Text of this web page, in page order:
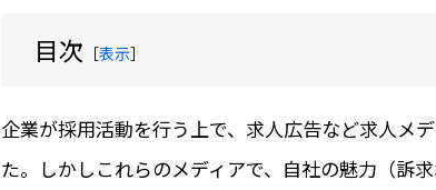
目次 ［表示］
企業が採用活動を行う上で、求人広告など求人メ
た。しかしこれらのメディアで、自社の魅力（訴